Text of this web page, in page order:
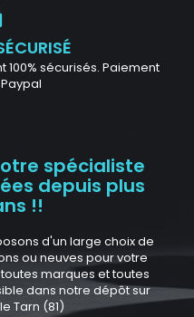
sécurisés. Paiement
spécialiste
depuis plus
!!
d'un large choix de
ou neuves pour votre
marques et toutes
dans notre dépôt sur
Tarn (81)